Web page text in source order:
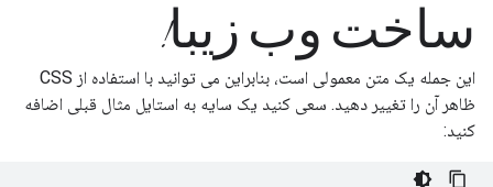
ساخت وب زیبا!
این جمله یک متن معمولی است، بنابراین می توانید با استفاده از CSS
ظاهر آن را تغییر دهید. سعی کنید یک سایه به استایل مثال قبلی اضافه
کنید: